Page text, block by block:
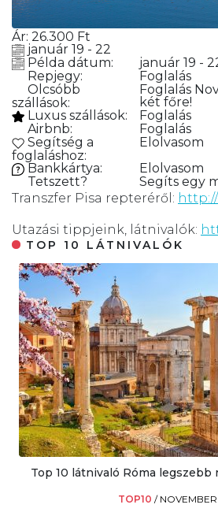
Ár: 26.300 Ft
január 19 - 22
Példa dátum:
január 19 -
Repjegy:
Foglalás
Olcsóbb
szállások:
Foglalás
két főre!
Luxus szállások:
Foglalás
Airbnb:
Foglalás
Segítség a
foglaláshoz:
Elolvasom
Bankkártya:
Elolvasom
Tetszett?
Segíts egy
Transzfer Pisa repteréről:
Utazási tippjeink, látnivalók:
TOP 10 LÁTNIVALÓK
Top 10 látnivaló Róma
TOP10 /